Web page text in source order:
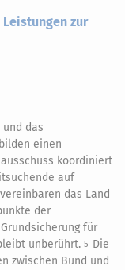
zur
das
einen
koordiniert
auf
das Land
der
für
unberührt. 5 Die
zwischen Bund und